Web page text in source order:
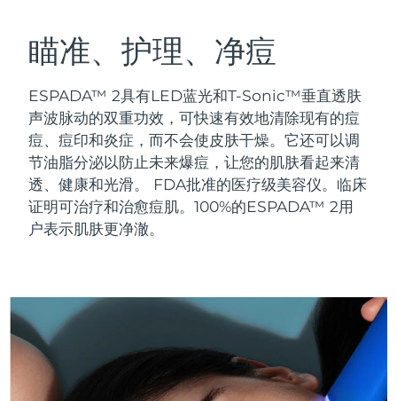
瞄准、护理、净痘
ESPADA™ 2具有LED蓝光和T-Sonic™垂直透肤
声波脉动的双重功效，可快速有效地清除现有的痘
痘、痘印和炎症，而不会使皮肤干燥。它还可以调
节油脂分泌以防止未来爆痘，让您的肌肤看起来清
透、健康和光滑。
FDA批准的医疗级美容仪。临床
证明可治疗和治愈痘肌。100%的ESPADA™ 2用
户表示肌肤更净澈。
面部清洁
LUNA™ 4 套装
Anti-aging massage
LUNA™ 4 Plus
LUNA™ 4 Men
For men, anti-aging massage
紧致提拉
BEAR™ 2 套装
Microcurrent toning
BEAR™ 2 go
BEAR™ 2 eyes & lips
Microcurrent line smoothing device
补水保湿
Near-infrared and red light therapy
issa™ 4 plus
Smart hybrid silicone sonic toothbrush
LED治疗
NEW
奥地利 预计送达日期
比利时 预计送达日期8/10/26
百慕大 预计送达日期8/16/26
波斯尼亚和黑塞哥维那 预计送达日期 8/13/26
加拿大 预计送达日期 8/14/26
智利 预计送达日期 8/14/26